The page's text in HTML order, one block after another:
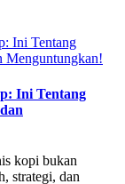
Ini Tentang
kopi bukan
strategi, dan